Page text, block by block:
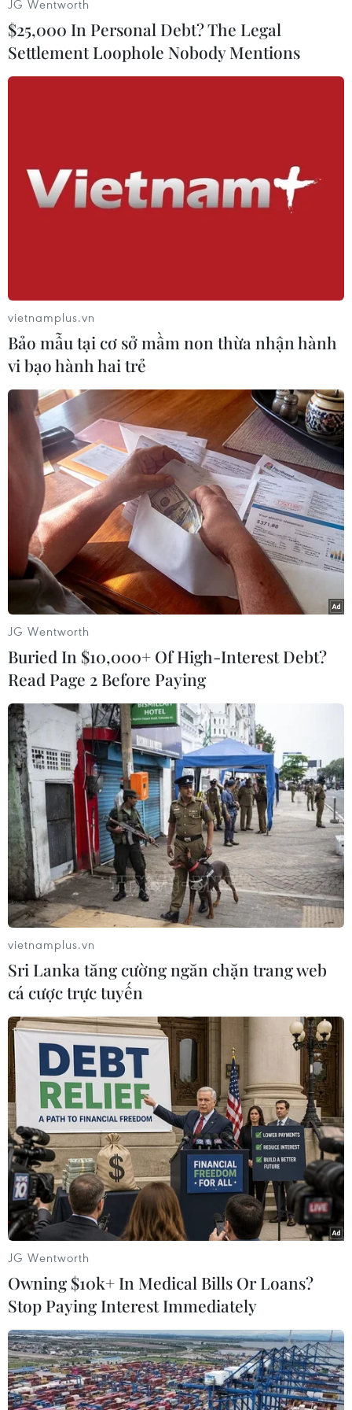
Thay vào đó, ông khẳng định đây chỉ là công cụ
để ông đạt được mục tiêu đề ra - đó là vì quyền
lợi của đất nước./.
#Mahathir Mohamad
#xin lỗi người dân
#từ chức
#xáo động chính trị
Malaysia
Theo dõi VietnamPlus
TIN LIÊN QUAN
Thủ tướng Malaysia tuyên bố không bàn
giao chức vụ trong tháng Năm
21/02/2020 23:47
Thủ tướng Malaysia Mahathir Mohamad nhấn mạnh
hiện chưa có mốc thời gian chính xác nào cho việc
chuyển giao chức vụ, đồng thời nói rõ việc bàn giao này
"tùy thuộc vào tôi."
Thủ tướng Malaysia Mahathir Mohamad
nộp đơn từ chức lên Quốc vương
24/02/2020 06:39
JG Wentworth
$25,000 In Personal Debt? The Legal
Settlement Loophole Nobody Mentions
vietnamplus.vn
Bảo mẫu tại cơ sở mầm non thừa nhận hành
vi bạo hành hai trẻ
JG Wentworth
Buried In $10,000+ Of High-Interest Debt?
Read Page 2 Before Paying
vietnamplus.vn
Sri Lanka tăng cường ngăn chặn trang web
cá cược trực tuyến
JG Wentworth
Owning $10k+ In Medical Bills Or Loans?
Stop Paying Interest Immediately